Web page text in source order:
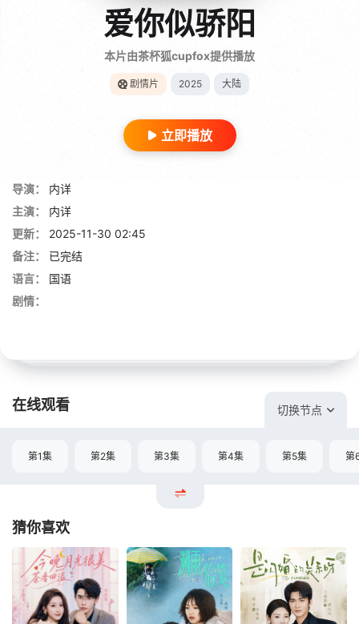
爱你似骄阳
本片由茶杯狐cupfox提供播放
剧情片 2025 大陆
立即播放
导演：
内详
主演：
内详
更新：
2025-11-30 02:45
备注：
已完结
语言：
国语
剧情：
在线观看 切换节点
第1集 第2集 第3集 第4集 第5集 第
猜你喜欢